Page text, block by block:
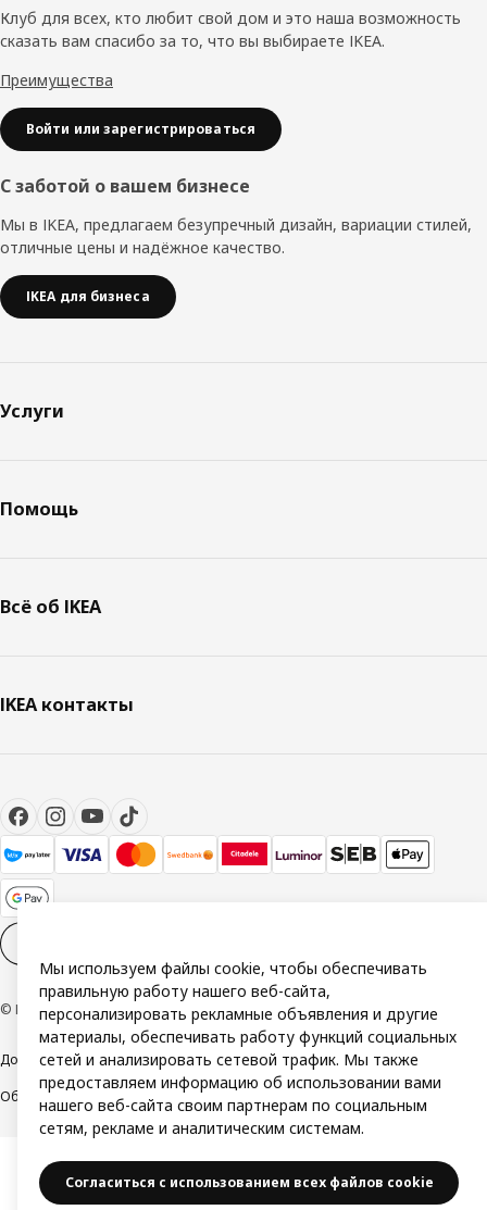
колонтитул
Клуб для всех, кто любит свой дом и это наша возможность
сказать вам спасибо за то, что вы выбираете IKEA.
Преимущества
Войти или зарегистрироваться
С заботой о вашем бизнесе
Мы в IKEA, предлагаем безупречный дизайн, вариации стилей,
отличные цены и надёжное качество.
IKEA для бизнеса
Услуги
Помощь
Всё об IKEA
IKEA контакты
© Inter IKEA Systems B.V. 1999-2026
Доступность Политика конфиденциальности и использования cookie
Общие условия
Свяжитесь с нами
Мы используем файлы cookie, чтобы обеспечивать
правильную работу нашего веб-сайта,
персонализировать рекламные объявления и другие
материалы, обеспечивать работу функций социальных
сетей и анализировать сетевой трафик. Мы также
предоставляем информацию об использовании вами
нашего веб-сайта своим партнерам по социальным
сетям, рекламе и аналитическим системам.
Согласиться с использованием всех файлов cookie